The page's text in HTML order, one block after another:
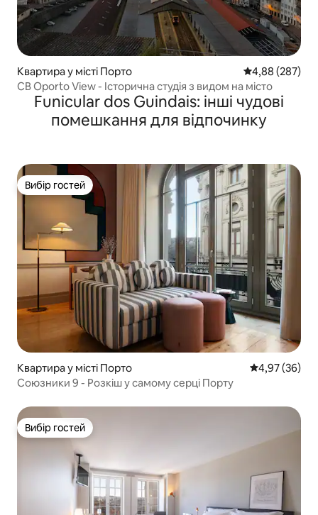
Квартира у місті Порто Середня
4,88 (287)
CB Oporto View - Історична студія з видом на місто
Funicular dos Guindais: інші чудові
помешкання для відпочинку
Вибір гостей
Вибір гостей
Квартира у місті Порто Середня
4,97 (36)
Союзники 9 - Розкіш у самому серці Порту
Вибір гостей
Вибір гостей